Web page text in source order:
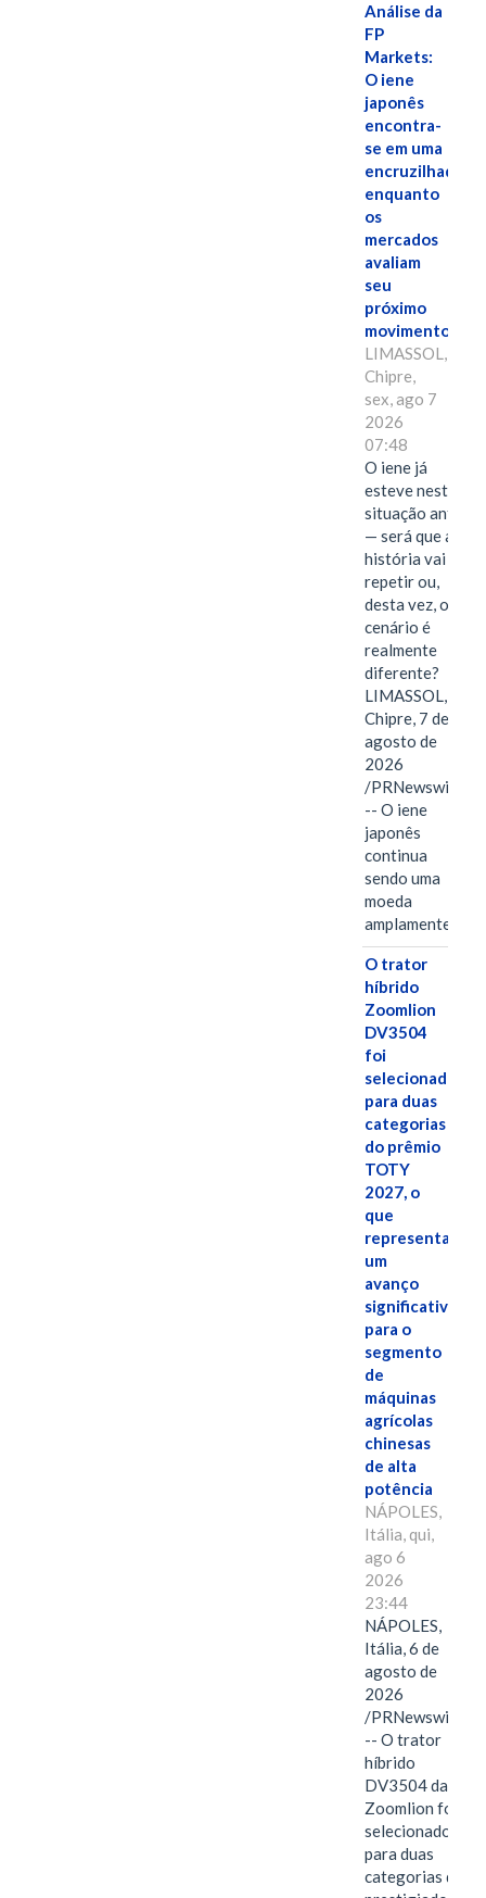
Análise da
FP
Markets:
O iene
japonês
encontra-
se em uma
encruzilhada
enquanto
os
mercados
avaliam
seu
próximo
movimento.
LIMASSOL,
Chipre,
sex, ago 7
2026
07:48
O iene já
esteve nesta
situação antes
— será que a
história vai se
repetir ou,
desta vez, o
cenário é
realmente
diferente?
LIMASSOL,
Chipre, 7 de
agosto de
2026
/PRNewswire/
-- O iene
japonês
continua
sendo uma
moeda
amplamente…
O trator
híbrido
Zoomlion
DV3504
foi
selecionado
para duas
categorias
do prêmio
TOTY
2027, o
que
representa
um
avanço
significativo
para o
segmento
de
máquinas
agrícolas
chinesas
de alta
potência
NÁPOLES,
Itália, qui,
ago 6
2026
23:44
NÁPOLES,
Itália, 6 de
agosto de
2026
/PRNewswire/
-- O trator
híbrido
DV3504 da
Zoomlion foi
selecionado
para duas
categorias do